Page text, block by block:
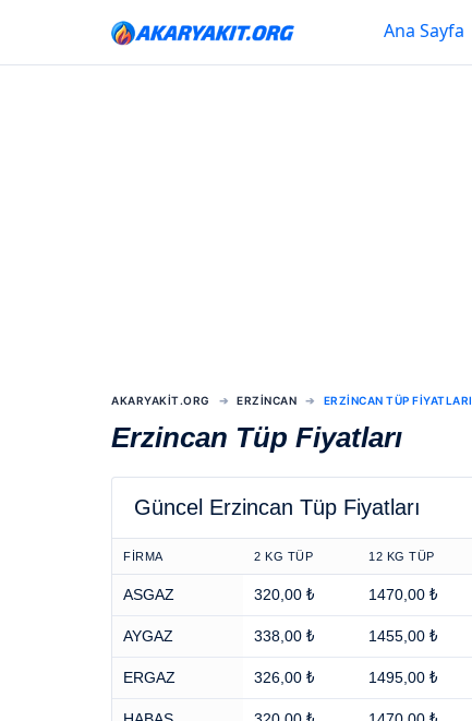
Ana Sayfa
AKARYAKIT.ORG ERZINCAN ERZINCAN TÜP FIYATLARI
Erzincan Tüp Fiyatları
Güncel Erzincan Tüp Fiyatları
FİRMA 2 KG TÜP 12 KG TÜP
ASGAZ 320,00 ₺ 1470,00 ₺
AYGAZ 338,00 ₺ 1455,00 ₺
ERGAZ 326,00 ₺ 1495,00 ₺